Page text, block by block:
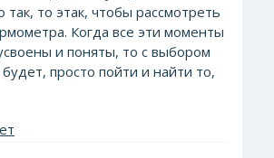
так, то этак, чтобы рассмотреть
Когда все эти моменты
и поняты, то с выбором
просто пойти и найти то,